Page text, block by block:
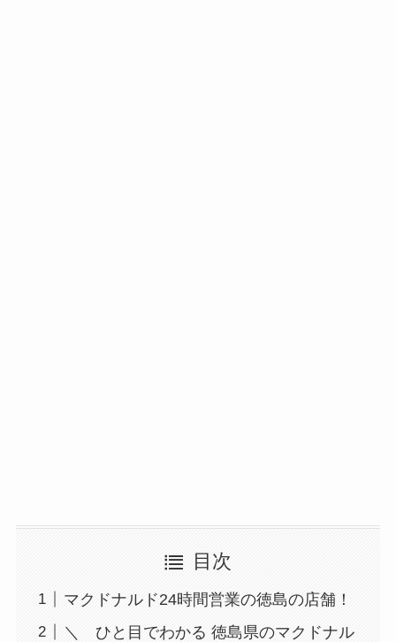
目次
マクドナルド24時間営業の徳島の店舗！
＼ ひと目でわかる 徳島県のマクドナル